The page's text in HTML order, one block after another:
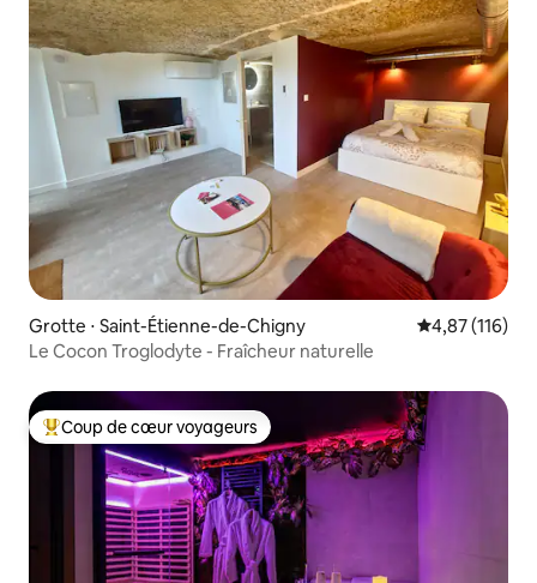
Grotte ⋅ Saint-Étienne-de-Chigny Évaluation
4,87 (116)
Le Cocon Troglodyte - Fraîcheur naturelle
Coups de cœur voyageurs les plus appréciés
Coup de cœur voyageurs